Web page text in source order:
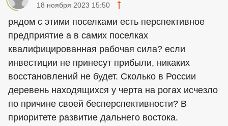
18 ноября 2023 15:50
рядом с этими поселками есть перспективное
предприятие а в самих поселках
квалифицированная рабочая сила? если
инвестиции не принесут прибыли, никаких
восстановлений не будет. Сколько в России
деревень находящихся у черта на рогах исчезло
по причине своей бесперспективности? В
приоритете развитие дальнего востока.